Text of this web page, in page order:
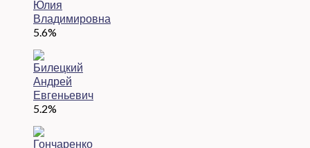
5.6%
5.2%